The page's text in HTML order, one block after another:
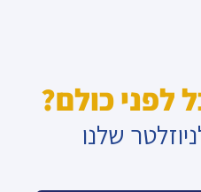
לפני כולם?
שלנו